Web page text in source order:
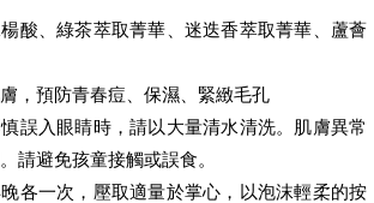
酸、綠茶萃取菁華、迷迭香萃取菁華、蘆薈
，預防青春痘、保濕、緊緻毛孔
誤入眼睛時，請以大量清水清洗。肌膚異常
請避免孩童接觸或誤食。
各一次，壓取適量於掌心，以泡沫輕柔的按